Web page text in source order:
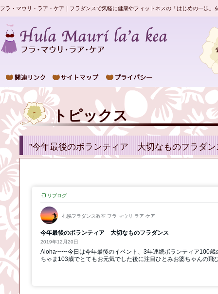
フラ・マウリ・ラア・ケア｜フラダンスで気軽に健康やフィットネスの「はじめの一歩
トピックス
”今年最後のボランティア 大切なものフラダン